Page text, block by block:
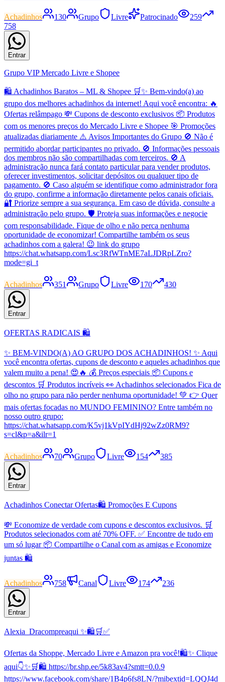
Achadinhos 130 Grupo Livre Patrocinado
259
758
Entrar
Grupo VIP Mercado Livre e Shopee
🛍️ Achadinhos Baratos – ML & Shopee 🛒✨ Bem-vindo(a) ao
grupo dos melhores achadinhos da internet! Aqui você encontra: 🔥
Ofertas relâmpago 💸 Cupons de desconto exclusivos 📦 Produtos
com os menores preços do Mercado Livre e Shopee 🎯 Promoções
atualizadas diariamente ⚠️ Avisos Importantes do Grupo 🚫 Não é
permitido abordar participantes no privado. 🚫 Informações pessoais
dos membros não são compartilhadas com terceiros. 🚫 A
administração nunca fará contato particular para vender produtos,
oferecer investimentos, solicitar depósitos ou qualquer tipo de
pagamento. 🚫 Caso alguém se identifique como administrador fora
do grupo, confirme a informação diretamente pelos canais oficiais.
🔐 Priorize sempre a sua segurança. Em caso de dúvida, consulte a
administração pelo grupo. 🛡️ Proteja suas informações e negocie
com responsabilidade. Fique de olho e não perca nenhuma
oportunidade de economizar! Compartilhe também os seus
achadinhos com a galera! 😉 link do grupo
https://chat.whatsapp.com/Lsc3RfWTnME7aLJDRpLZro?
mode=gi_t
Achadinhos 351 Grupo Livre 170 430
Entrar
OFERTAS RADICAIS 🛍️
✨ BEM-VINDO(A) AO GRUPO DOS ACHADINHOS! ✨ Aqui
você encontra ofertas, cupons de desconto e aqueles achadinhos que
valem muito a pena! 😍🔥 💰 Preços especiais 📦 Cupons e
descontos 🛒 Produtos incríveis 👀 Achadinhos selecionados Fica de
olho no grupo para não perder nenhuma oportunidade! 💚 👉 Quer
mais ofertas focadas no MUNDO FEMININO? Entre também no
nosso outro grupo:
https://chat.whatsapp.com/K5vj1kVpIYdHj92wZz0RM9?
s=cl&p=a&ilr=1
Achadinhos 70 Grupo Livre 154 385
Entrar
Achadinhos Conectar Ofertas🛍 Promoções E Cupons
💸 Economize de verdade com cupons e descontos exclusivos. 🛒
Produtos selecionados com até 70% OFF. ✅ Encontre de tudo em
um só lugar 📦 Compartilhe o Canal com as amigas e Economize
juntas 🛍
Achadinhos 758 Canal Livre 174 236
Entrar
Alexia_Dracompreaqui ✨🛍️🛒✅
Ofertas da Shoppe, Mercado Livre e Amazon pra você!🛍️✨ Clique
aqui👇✨🛒🛍️ https://br.shp.ee/5k83av4?smtt=0.0.9
https://www.facebook.com/share/1B4p6fs8LN/?mibextid=LQQJ4d